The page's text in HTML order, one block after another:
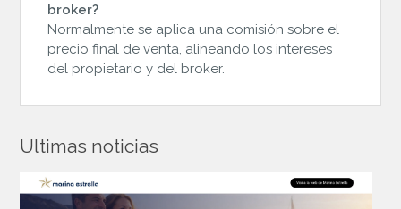
broker?
Normalmente se aplica una comisión sobre el
precio final de venta, alineando los intereses
del propietario y del broker.
Ultimas noticias